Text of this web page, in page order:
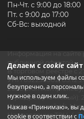
Делаем с cookie
Мы используем файлы
безупречно, а
нужное в один клик.
Нажав «Принимаю», вы
cookie в соответствии с
Пн-Чт. с 9:00 до 18:00
Пт. с 9:00 до 17:00
Сб-Вс: выходной
Информация на сайте
публичной офертой.
В торговом реестре с
УНП 692235502,
2026
Юр.адрес (Почтовый):
Щомыслицкий с/с,
Направление ТЭЦ-4,